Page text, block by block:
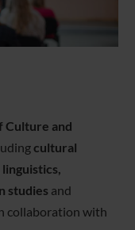
Culture and
cultural
studies and
collaboration with